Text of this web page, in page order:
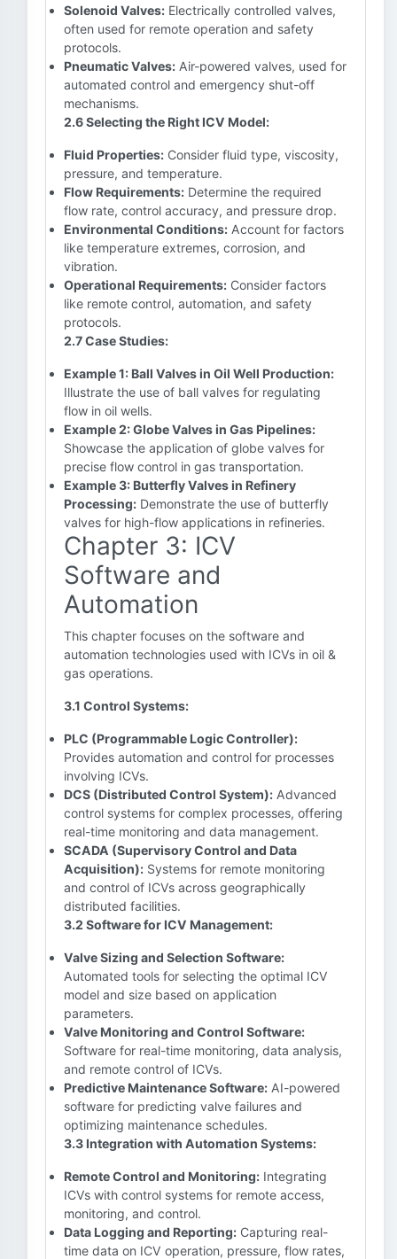
Solenoid Valves: Electrically controlled valves,
often used for remote operation and safety
protocols.
Pneumatic Valves: Air-powered valves, used for
automated control and emergency shut-off
mechanisms.
2.6 Selecting the Right ICV Model:
Fluid Properties: Consider fluid type, viscosity,
pressure, and temperature.
Flow Requirements: Determine the required
flow rate, control accuracy, and pressure drop.
Environmental Conditions: Account for factors
like temperature extremes, corrosion, and
vibration.
Operational Requirements: Consider factors
like remote control, automation, and safety
protocols.
2.7 Case Studies:
Example 1: Ball Valves in Oil Well Production:
Illustrate the use of ball valves for regulating
flow in oil wells.
Example 2: Globe Valves in Gas Pipelines:
Showcase the application of globe valves for
precise flow control in gas transportation.
Example 3: Butterfly Valves in Refinery
Processing: Demonstrate the use of butterfly
valves for high-flow applications in refineries.
Chapter 3: ICV
Software and
Automation
This chapter focuses on the software and
automation technologies used with ICVs in oil &
gas operations.
3.1 Control Systems:
PLC (Programmable Logic Controller):
Provides automation and control for processes
involving ICVs.
DCS (Distributed Control System): Advanced
control systems for complex processes, offering
real-time monitoring and data management.
SCADA (Supervisory Control and Data
Acquisition): Systems for remote monitoring
and control of ICVs across geographically
distributed facilities.
3.2 Software for ICV Management:
Valve Sizing and Selection Software:
Automated tools for selecting the optimal ICV
model and size based on application
parameters.
Valve Monitoring and Control Software:
Software for real-time monitoring, data analysis,
and remote control of ICVs.
Predictive Maintenance Software: AI-powered
software for predicting valve failures and
optimizing maintenance schedules.
3.3 Integration with Automation Systems:
Remote Control and Monitoring: Integrating
ICVs with control systems for remote access,
monitoring, and control.
Data Logging and Reporting: Capturing real-
time data on ICV operation, pressure, flow rates,